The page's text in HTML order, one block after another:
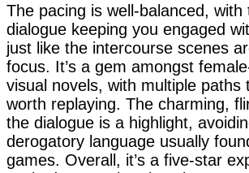
The pacing is well-balanced, with
dialogue keeping you engaged
just like the intercourse scenes
focus. It’s a gem amongst
visual novels, with multiple paths
worth replaying. The charming,
the dialogue is a highlight,
derogatory language usually
games. Overall, it’s a five-star